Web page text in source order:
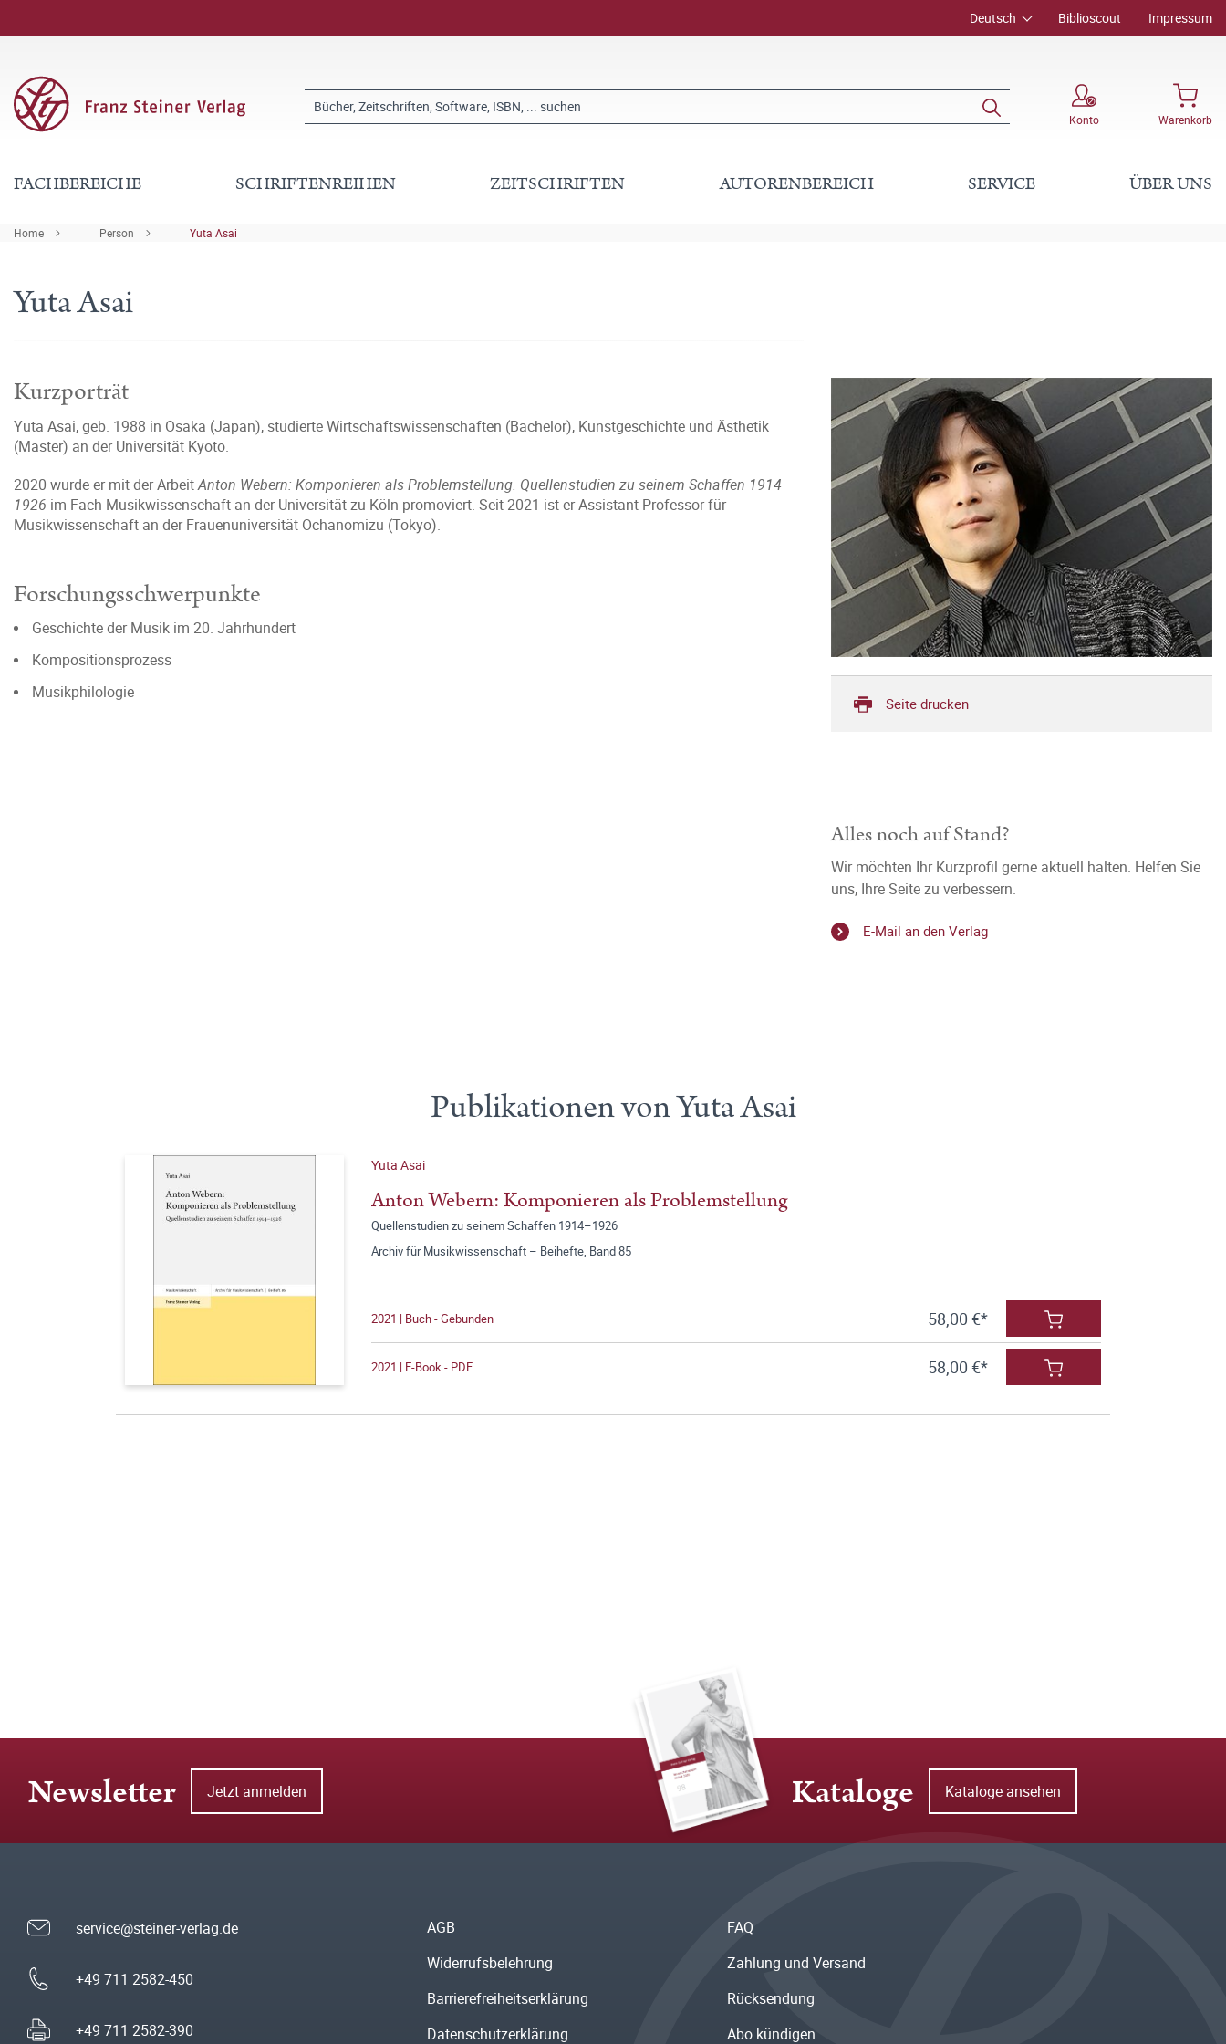
Deutsch Biblioscout Impressum
Konto Warenkorb
FACHBEREICHE SCHRIFTENREIHEN ZEITSCHRIFTEN AUTORENBEREICH SERVICE ÜBER UNS
Home Person Yuta Asai
Yuta Asai
Kurzporträt
Yuta Asai, geb. 1988 in Osaka (Japan), studierte Wirtschaftswissenschaften (Bachelor), Kunstgeschichte und Ästhetik
(Master) an der Universität Kyoto.
2020 wurde er mit der ArbeitAnton Webern: Komponieren als Problemstellung. Quellenstudien zu seinem Schaffen 1914–
1926 im Fach Musikwissenschaft an der Universität zu Köln promoviert. Seit 2021 ist er Assistant Professor für
Musikwissenschaft an der Frauenuniversität Ochanomizu (Tokyo).
Forschungsschwerpunkte
Geschichte der Musik im 20. Jahrhundert
Kompositionsprozess
Musikphilologie
Seite drucken
Alles noch auf Stand?
Wir möchten Ihr Kurzprofil gerne aktuell halten. Helfen Sie
uns, Ihre Seite zu verbessern.
E-Mail an den Verlag
Publikationen von Yuta Asai
Yuta Asai
Anton Webern: Komponieren als Problemstellung
Quellenstudien zu seinem Schaffen 1914–1926
Archiv für Musikwissenschaft – Beihefte, Band 85
2021 | Buch - Gebunden 58,00 €*
2021 | E-Book - PDF 58,00 €*
Newsletter Jetzt anmelden Kataloge Kataloge ansehen
service@steiner-verlag.de
+49 711 2582-450
+49 711 2582-390
AGB
Widerrufsbelehrung
Barrierefreiheitserklärung
Datenschutzerklärung
FAQ
Zahlung und Versand
Rücksendung
Abo kündigen